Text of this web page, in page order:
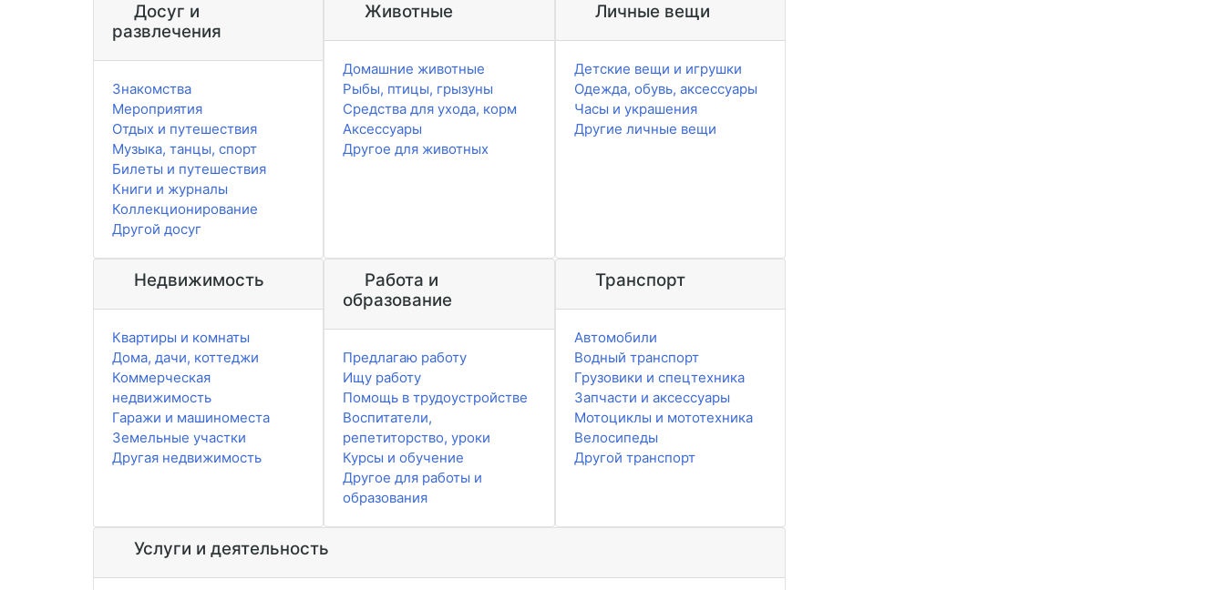
Досуг и
развлечения
Знакомства
Мероприятия
Отдых и путешествия
Музыка, танцы, спорт
Билеты и путешествия
Книги и журналы
Коллекционирование
Другой досуг
Животные
Домашние животные
Рыбы, птицы, грызуны
Средства для ухода, корм
Аксессуары
Другое для животных
Личные вещи
Детские вещи и игрушки
Одежда, обувь, аксессуары
Часы и украшения
Другие личные вещи
Недвижимость
Квартиры и комнаты
Дома, дачи, коттеджи
Коммерческая
недвижимость
Гаражи и машиноместа
Земельные участки
Другая недвижимость
Работа и
образование
Предлагаю работу
Ищу работу
Помощь в трудоустройстве
Воспитатели,
репетиторство, уроки
Курсы и обучение
Другое для работы и
образования
Транспорт
Автомобили
Водный транспорт
Грузовики и спецтехника
Запчасти и аксессуары
Мотоциклы и мототехника
Велосипеды
Другой транспорт
Услуги и деятельность